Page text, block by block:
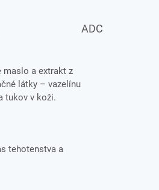
ADC
maslo a extrakt z
látky – vazelínu
tukov v koži.
tehotenstva a